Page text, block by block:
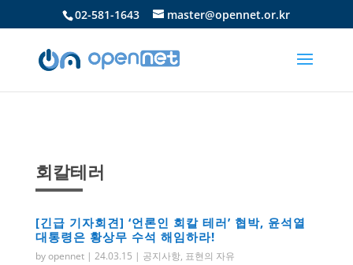
02-581-1643 master@opennet.or.kr
회칼테러
[긴급 기자회견] ‘언론인 회칼 테러’ 협박, 윤석열
대통령은 황상무 수석 해임하라!
byopennet| 24.03.15 | 공지사항, 표현의 자유